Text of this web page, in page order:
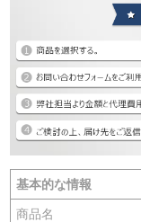
基本的な情報
商品名